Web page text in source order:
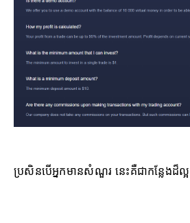
ប្រសិនបើអ្នកមានសំណួរ នេះគឺជាកន្លែងដ៏ល្អ